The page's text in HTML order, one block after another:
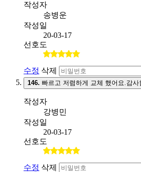
작성자
송병운
작성일
20-03-17
선호도
수정 삭제
146. 빠르고 저렴하게 교체 했어요.감사
작성자
강병민
작성일
20-03-17
선호도
수정 삭제